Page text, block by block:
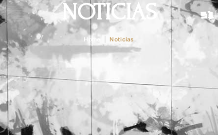
NOTICIAS
Home Noticias